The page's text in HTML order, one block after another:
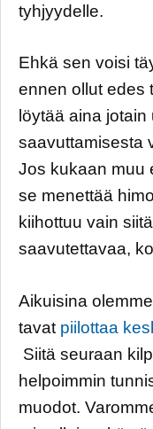
tyhjyydelle.
Ehkä sen voisi
ennen ollut edes
löytää aina
saavuttamisesta
Jos kukaan muu
se menettää
kiihottuu vain
saavutettavaa,
Aikuisina
tavat piilottaa
Siitä seuraan
helpoimmin
muodot.